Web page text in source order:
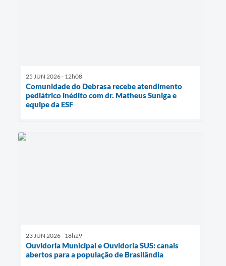
25 JUN 2026 - 12h08
Comunidade do Debrasa recebe atendimento
pediátrico inédito com dr. Matheus Suniga e
equipe da ESF
23 JUN 2026 - 18h29
Ouvidoria Municipal e Ouvidoria SUS: canais
abertos para a população de Brasilândia